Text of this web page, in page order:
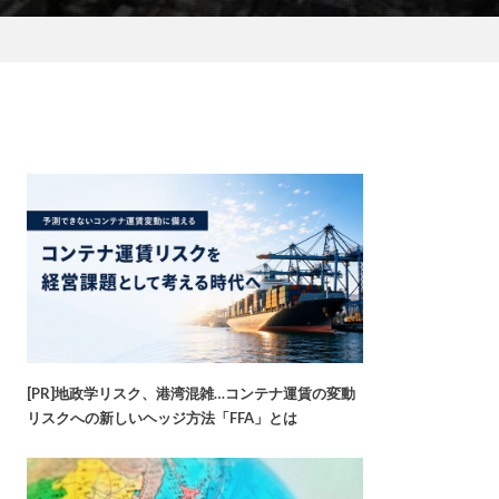
[PR]地政学リスク、港湾混雑…コンテナ運賃の変動
リスクへの新しいヘッジ方法「FFA」とは